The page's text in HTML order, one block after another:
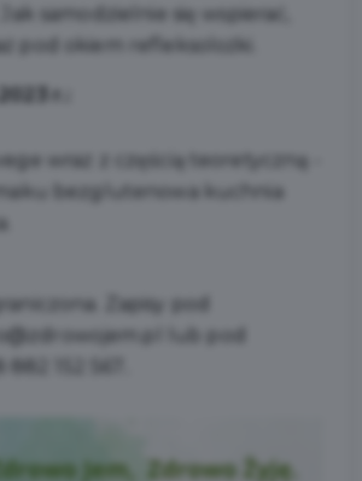
samodzielnie się wspierać,
pod okiem refleksolożki.
r.:
wraz z częścią teoretyczną -
bezglutenowa kuchnia
Zapisy pod
lub pod
152 567..